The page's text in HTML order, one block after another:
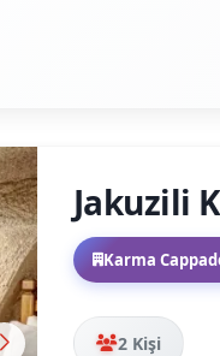
Jakuzili
Karma
2 Kişi